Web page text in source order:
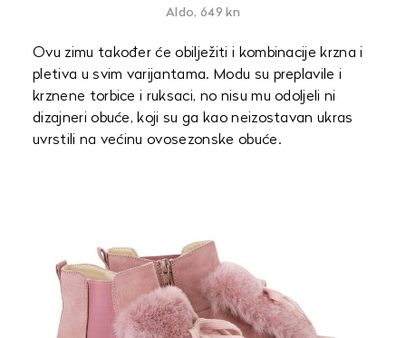
Aldo, 649 kn
Ovu zimu također će obilježiti i kombinacije krzna i
pletiva u svim varijantama. Modu su preplavile i
krznene torbice i ruksaci, no nisu mu odoljeli ni
dizajneri obuće, koji su ga kao neizostavan ukras
uvrstili na većinu ovosezonske obuće.